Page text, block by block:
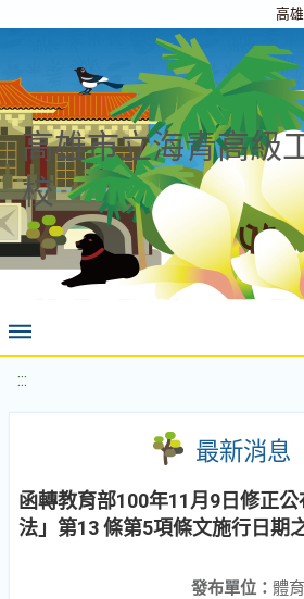
高
高雄市立海青高級
校
:::
最新消息
函轉教育部100年11月9日修正
法」第13 條第5項條文施行日期
發布單位： 體